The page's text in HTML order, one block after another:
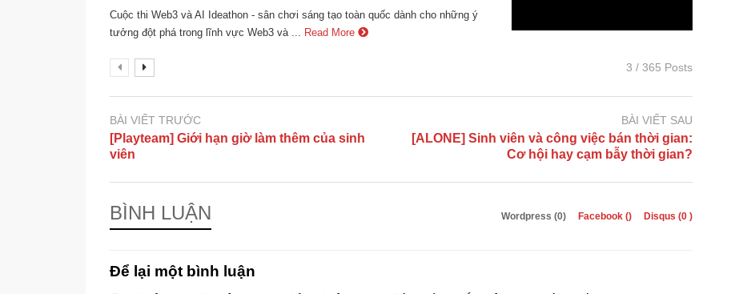
Cuộc thi Web3 và AI Ideathon - sân chơi sáng tạo toàn quốc dành cho những ý
tưởng đột phá trong lĩnh vực Web3 và ... Read More
3 / 365 Posts
BÀI VIẾT TRƯỚC
[Playteam] Giới hạn giờ làm thêm của sinh
viên
BÀI VIẾT SAU
[ALONE] Sinh viên và công việc bán thời gian:
Cơ hội hay cạm bẫy thời gian?
BÌNH LUẬN Wordpress (0) Facebook () Disqus (0 )
Để lại một bình luận